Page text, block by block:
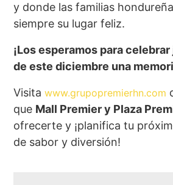
y donde las familias
siempre su lugar feliz.
¡Los esperamos para
de este diciembre una
Visitawww.grupopremierhn.com
que Mall Premier y Plaza
ofrecerte y ¡planifica tu
de sabor y diversión!